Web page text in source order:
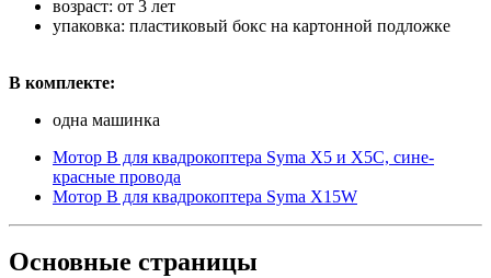
возраст: от 3 лет
упаковка: пластиковый бокс на картонной подложке
В комплекте:
одна машинка
Мотор B для квадрокоптера Syma X5 и X5C, сине-
красные провода
Мотор В для квадрокоптера Syma X15W
Основные страницы